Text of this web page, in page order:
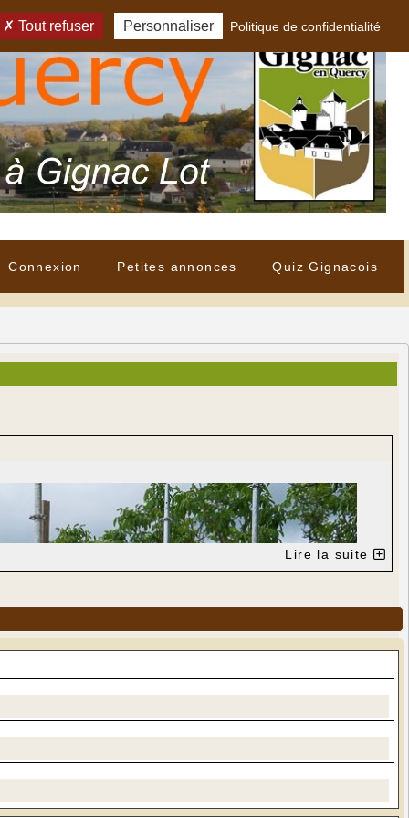
Connexion Petites annonces Quiz Gignacois
Lire la suite
Tout refuser Personnaliser Politique de confidentialité